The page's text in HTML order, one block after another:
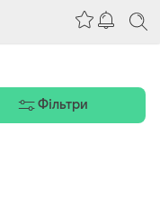
Фільтри